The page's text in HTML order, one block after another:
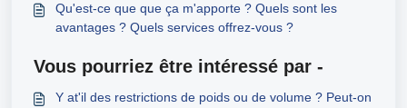
Qu'est-ce que que ça m'apporte ? Quels sont les
avantages ? Quels services offrez-vous ?
Vous pourriez être intéressé par -
Y at'il des restrictions de poids ou de volume ? Peut-on